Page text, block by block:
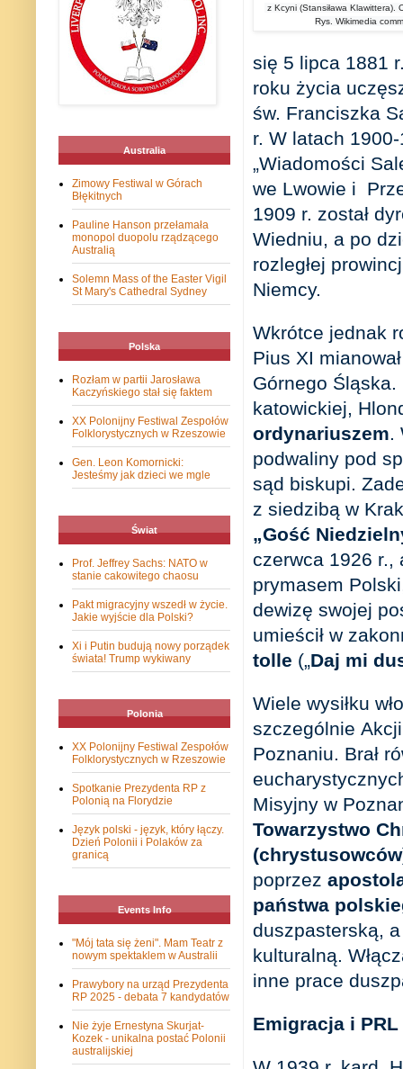
z Kcyni (Stansiława Klawittera).
Rys. Wikimedia
się 5 lipca 1881
roku życia
św. Franciszka
r. W latach
„Wiadomości
we Lwowie i
1909 r. został
Wiedniu, a po
rozległej
Niemcy.
Wkrótce jednak
Pius XI
Górnego
katowickiej,
ordynariuszem.
podwaliny pod
sąd biskupi.
z siedzibą w
„Gość
czerwca 1926 r.,
prymasem
dewizę swojej
umieścił w
tolle („Daj mi
Wiele wysiłku
szczególnie
Poznaniu. Brał
Misyjny w
Towarzystwo
poprzez
państwa
duszpasterską,
kulturalną.
inne prace
Emigracja i PRL
Australia
Zimowy Festiwal w Górach
Błękitnych
Pauline Hanson przełamała
monopol duopolu rządzącego
Australią
Solemn Mass of the Easter Vigil
St Mary's Cathedral Sydney
Polska
Rozłam w partii Jarosława
Kaczyńskiego stał się faktem
XX Polonijny Festiwal Zespołów
Folklorystycznych w Rzeszowie
Gen. Leon Komornicki:
Jesteśmy jak dzieci we mgle
Świat
Prof. Jeffrey Sachs: NATO w
stanie cakowitego chaosu
Pakt migracyjny wszedł w życie.
Jakie wyjście dla Polski?
Xi i Putin budują nowy porządek
świata! Trump wykiwany
Polonia
XX Polonijny Festiwal Zespołów
Folklorystycznych w Rzeszowie
Spotkanie Prezydenta RP z
Polonią na Florydzie
Język polski - język, który łączy.
Dzień Polonii i Polaków za
granicą
Events Info
"Mój tata się żeni". Mam Teatr z
nowym spektaklem w Australii
Prawybory na urząd Prezydenta
RP 2025 - debata 7 kandydatów
Nie żyje Ernestyna Skurjat-
Kozek - unikalna postać Polonii
australijskiej